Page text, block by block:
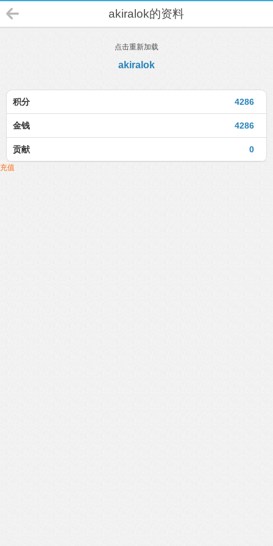
akiralok的资料
点击重新加载
akiralok
4286
积分
4286
金钱
0
贡献
充值